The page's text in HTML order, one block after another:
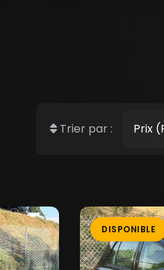
Trier par :
DISPONIBLE